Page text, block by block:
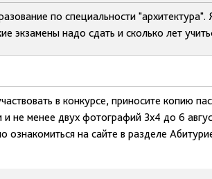
по специальности
экзамены надо сдать и сколько лет
в конкурсе, приносите копию
не менее двух фотографий 3х4 до 6
ознакомиться на сайте в разделе